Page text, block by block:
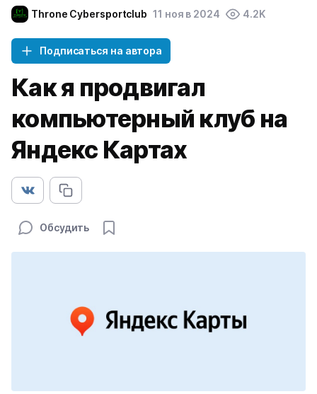
Throne Cybersportclub 11 ноя в 2024 4.2K
Подписаться на автора
Как я продвигал
компьютерный клуб на
Яндекс Картах
Обсудить